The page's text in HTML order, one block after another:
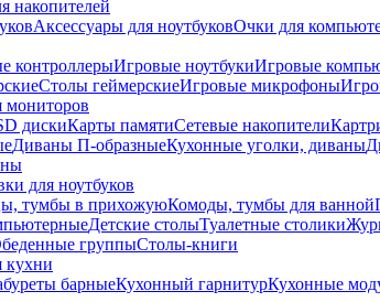
накопителей
Аксессуары для ноутбуковОчки для
контроллерыИгровые ноутбукиИгровые
Столы геймерскиеИгровые микрофоны
дискиКарты памятиСетевые накопители
Диваны П-образныеКухонные уголки, диваны
для ноутбуков
тумбы в прихожуюКомоды, тумбы для ванной
Детские столыТуалетные столики
группыСтолы-книги
кухни
барныеКухонный гарнитурКухонные